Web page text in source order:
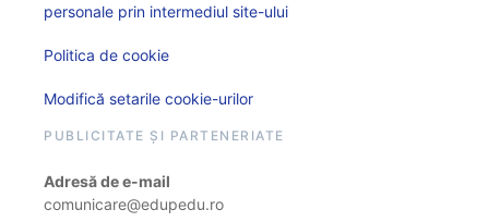
personale prin intermediul site-ului
Politica de cookie
Modifică setarile cookie-urilor
PUBLICITATE ȘI PARTENERIATE
Adresă de e-mail
comunicare@edupedu.ro